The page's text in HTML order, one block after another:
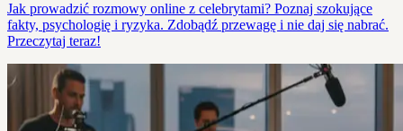
Jak prowadzić rozmowy online z celebrytami? Poznaj szokujące
fakty, psychologię i ryzyka. Zdobądź przewagę i nie daj się nabrać.
Przeczytaj teraz!